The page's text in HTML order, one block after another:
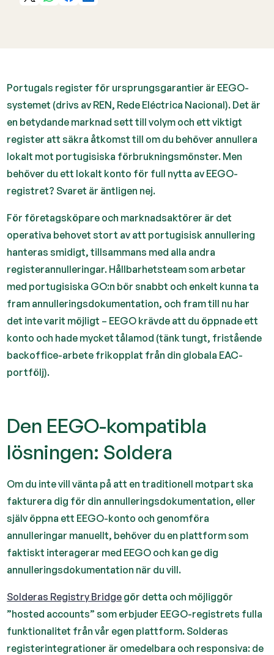
Portugals register för ursprungsgarantier är EEGO-
systemet (drivs av REN, Rede Eléctrica Nacional). Det är
en betydande marknad sett till volym och ett viktigt
register att säkra åtkomst till om du behöver annullera
lokalt mot portugisiska förbrukningsmönster. Men
behöver du ett lokalt konto för full nytta av EEGO-
registret? Svaret är äntligen nej.
För företagsköpare och marknadsaktörer är det
operativa behovet stort av att portugisisk annullering
hanteras smidigt, tillsammans med alla andra
registerannulleringar. Hållbarhetsteam som arbetar
med portugisiska GO:n bör snabbt och enkelt kunna ta
fram annulleringsdokumentation, och fram till nu har
det inte varit möjligt – EEGO krävde att du öppnade ett
konto och hade mycket tålamod (tänk tungt, fristående
backoffice-arbete frikopplat från din globala EAC-
portfölj).
Den EEGO-kompatibla
lösningen: Soldera
Om du inte vill vänta på att en traditionell motpart ska
fakturera dig för din annulleringsdokumentation, eller
själv öppna ett EEGO-konto och genomföra
annulleringar manuellt, behöver du en plattform som
faktiskt interagerar med EEGO och kan ge dig
annulleringsdokumentation när du vill.
Solderas Registry Bridge gör detta och möjliggör
”hosted accounts” som erbjuder EEGO-registrets fulla
funktionalitet från vår egen plattform. Solderas
registerintegrationer är omedelbara och responsiva: de